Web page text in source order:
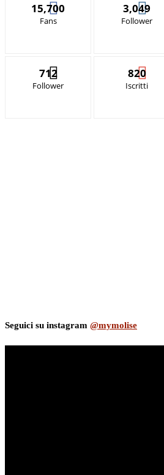
15,700
Fans
3,049
Follower
712
Follower
820
Iscritti
Seguici su instagram @mymolise